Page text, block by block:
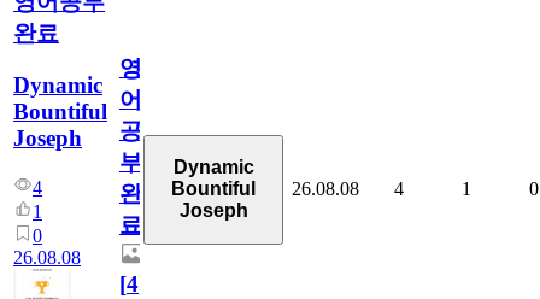
완료
Dynamic
Bountiful
Joseph
4
1
0
26.08.08
영
어
공
부
완
료
[4]
Dynamic
Bountiful
Joseph
26.08.08 4 1 0